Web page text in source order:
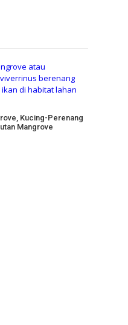
Kucing-Perenang
Mangrove